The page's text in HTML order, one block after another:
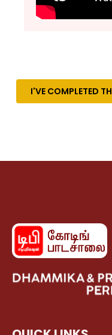
I'VE COMPLETED